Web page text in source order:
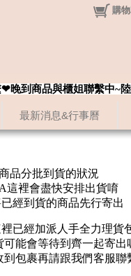
最新消息&行事曆
購
晚到商品與櫃姐聯繫中~